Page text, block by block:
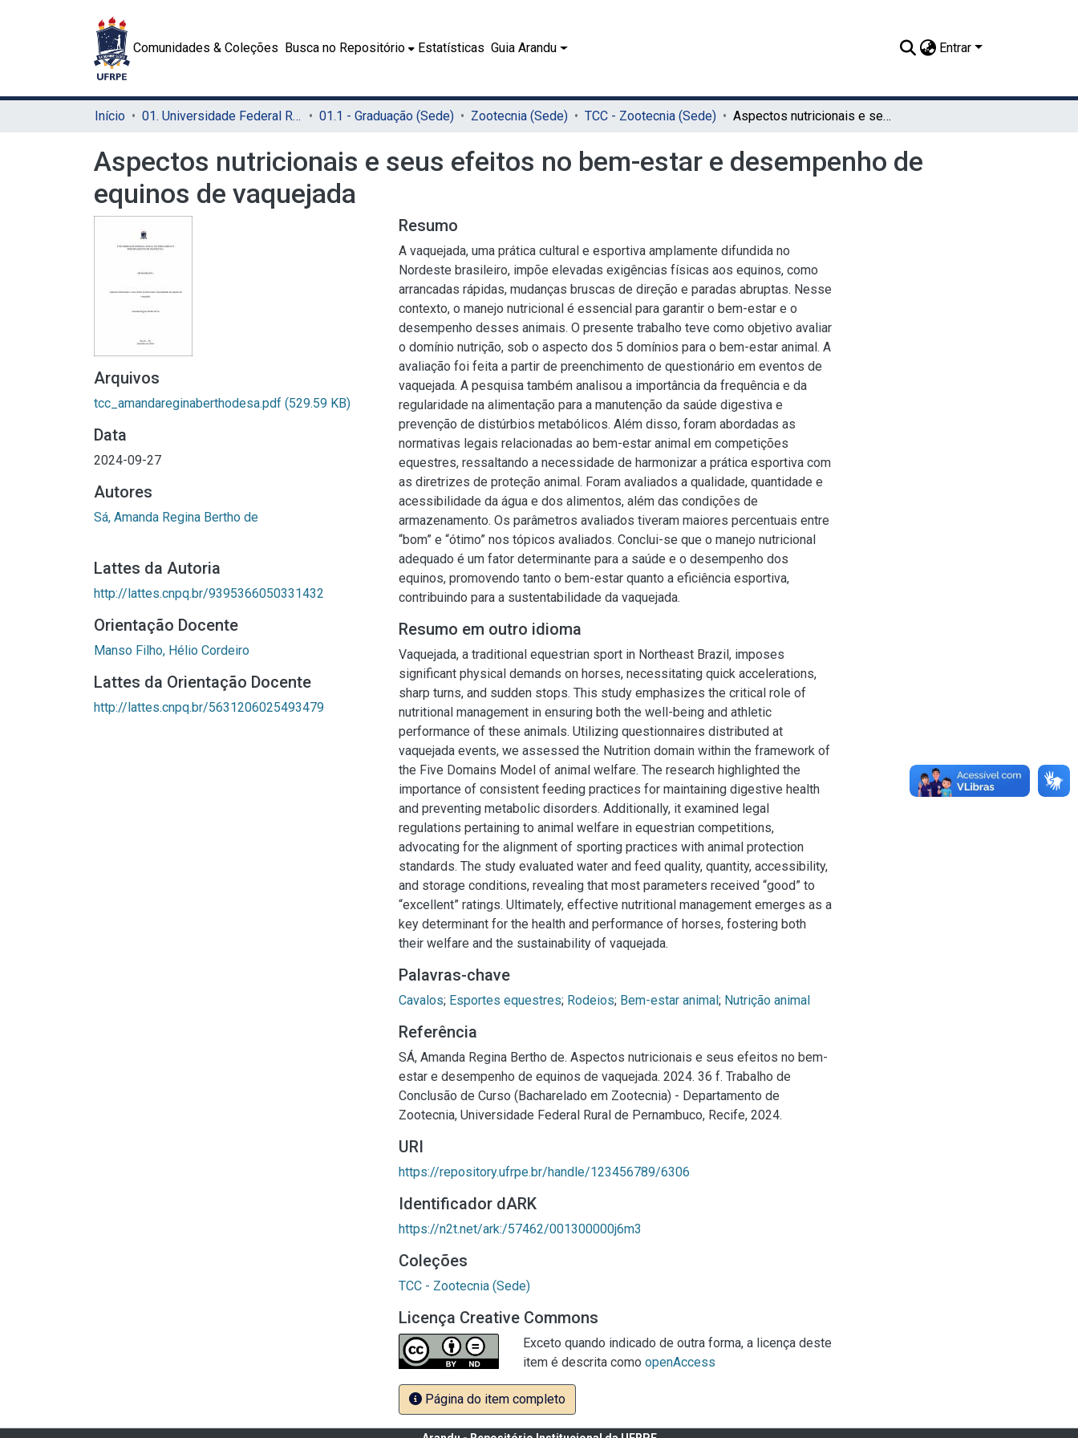
Comunidades & Coleções Busca no Repositório Estatísticas Guia Arandu Entrar
Início 01. Universidade Federal Rural de Pernambuco - UFRPE (Sede) 01.1 - Graduação (Sede) Zootecnia (Sede) TCC - Zootecnia (Sede) Aspectos nutricionais e seus efeitos no bem-estar e desempenho de equinos de vaquejada
Aspectos nutricionais e seus efeitos no bem-estar e desempenho de
equinos de vaquejada
Arquivos
tcc_amandareginaberthodesa.pdf (529.59 KB)
Data
2024-09-27
Autores
Sá, Amanda Regina Bertho de
Lattes da Autoria
http://lattes.cnpq.br/9395366050331432
Orientação Docente
Manso Filho, Hélio Cordeiro
Lattes da Orientação Docente
http://lattes.cnpq.br/5631206025493479
Resumo
A vaquejada, uma prática cultural e esportiva amplamente difundida no
Nordeste brasileiro, impõe elevadas exigências físicas aos equinos, como
arrancadas rápidas, mudanças bruscas de direção e paradas abruptas. Nesse
contexto, o manejo nutricional é essencial para garantir o bem-estar e o
desempenho desses animais. O presente trabalho teve como objetivo avaliar
o domínio nutrição, sob o aspecto dos 5 domínios para o bem-estar animal. A
avaliação foi feita a partir de preenchimento de questionário em eventos de
vaquejada. A pesquisa também analisou a importância da frequência e da
regularidade na alimentação para a manutenção da saúde digestiva e
prevenção de distúrbios metabólicos. Além disso, foram abordadas as
normativas legais relacionadas ao bem-estar animal em competições
equestres, ressaltando a necessidade de harmonizar a prática esportiva com
as diretrizes de proteção animal. Foram avaliados a qualidade, quantidade e
acessibilidade da água e dos alimentos, além das condições de
armazenamento. Os parâmetros avaliados tiveram maiores percentuais entre
“bom” e “ótimo” nos tópicos avaliados. Conclui-se que o manejo nutricional
adequado é um fator determinante para a saúde e o desempenho dos
equinos, promovendo tanto o bem-estar quanto a eficiência esportiva,
contribuindo para a sustentabilidade da vaquejada.
Resumo em outro idioma
Vaquejada, a traditional equestrian sport in Northeast Brazil, imposes
significant physical demands on horses, necessitating quick accelerations,
sharp turns, and sudden stops. This study emphasizes the critical role of
nutritional management in ensuring both the well-being and athletic
performance of these animals. Utilizing questionnaires distributed at
vaquejada events, we assessed the Nutrition domain within the framework of
the Five Domains Model of animal welfare. The research highlighted the
importance of consistent feeding practices for maintaining digestive health
and preventing metabolic disorders. Additionally, it examined legal
regulations pertaining to animal welfare in equestrian competitions,
advocating for the alignment of sporting practices with animal protection
standards. The study evaluated water and feed quality, quantity, accessibility,
and storage conditions, revealing that most parameters received “good” to
“excellent” ratings. Ultimately, effective nutritional management emerges as a
key determinant for the health and performance of horses, fostering both
their welfare and the sustainability of vaquejada.
Palavras-chave
Cavalos; Esportes equestres; Rodeios; Bem-estar animal; Nutrição animal
Referência
SÁ, Amanda Regina Bertho de. Aspectos nutricionais e seus efeitos no bem-
estar e desempenho de equinos de vaquejada. 2024. 36 f. Trabalho de
Conclusão de Curso (Bacharelado em Zootecnia) - Departamento de
Zootecnia, Universidade Federal Rural de Pernambuco, Recife, 2024.
URI
https://repository.ufrpe.br/handle/123456789/6306
Identificador dARK
https://n2t.net/ark:/57462/001300000j6m3
Coleções
TCC - Zootecnia (Sede)
Licença Creative Commons
Exceto quando indicado de outra forma, a licença deste
item é descrita como openAccess
Página do item completo